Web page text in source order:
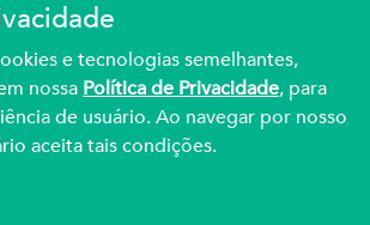
e tecnologias semelhantes,
nossa Política de Privacidade, para
de usuário. Ao navegar por nosso
aceita tais condições.
Rua Coronel Corte Real, 975
Alegre | (51) 3027.3737
Do Rio Grande Do Sul – CNPJ